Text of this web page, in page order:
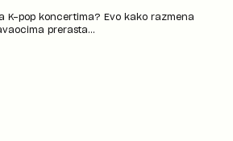
K-pop koncertima? Evo kako razmena
prerasta...